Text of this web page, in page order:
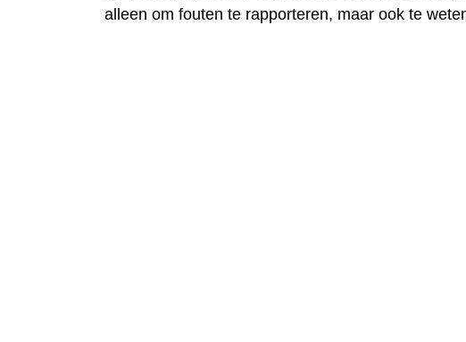
alleen om fouten te rapporteren, maar ook te